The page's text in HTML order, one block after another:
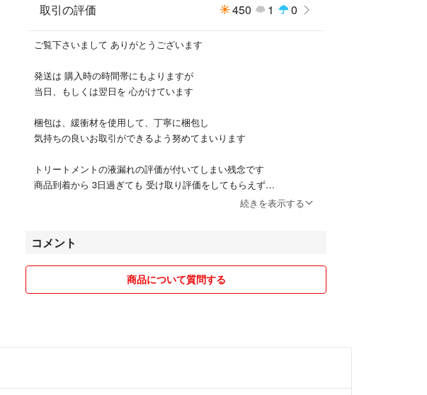
取引の評価 450 1 0
ご覧下さいまして ありがとうございます
発送は 購入時の時間帯にもよりますが
当日、もしくは翌日を 心がけています
梱包は、緩衝材を使用して、丁寧に梱包し
気持ちの良いお取引ができるよう努めてまいります
トリートメントの液漏れの評価が付いてしまい残念です
商品到着から 3日過ぎても 受け取り評価をしてもらえず
続きを表示する
コメント
商品について質問する